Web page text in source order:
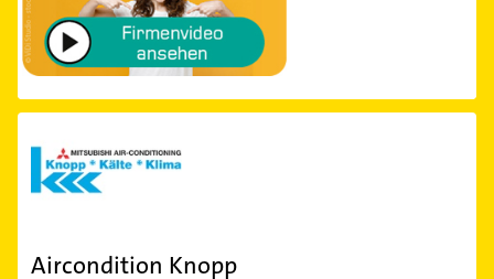
Aircondition Knopp